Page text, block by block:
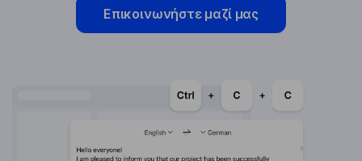
Επικοινωνήστε μαζί μας